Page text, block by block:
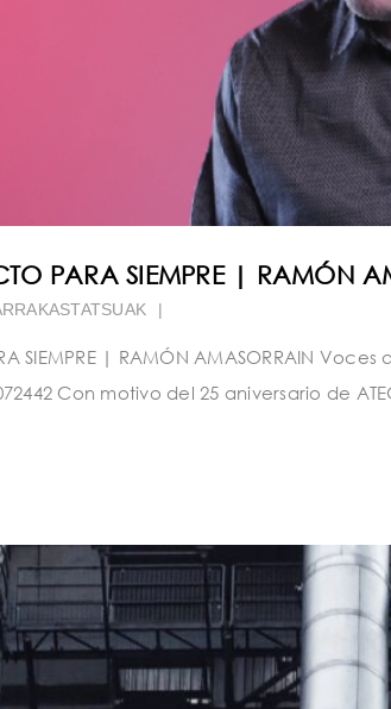
PARA SIEMPRE | RAMÓN
|
SIEMPRE | RAMÓN AMASORRAIN
Con motivo del 25 aniversario de